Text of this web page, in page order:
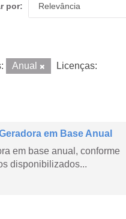
por
Anual
Licenças:
em Base Anual
em base anual, conforme
disponibilizados...